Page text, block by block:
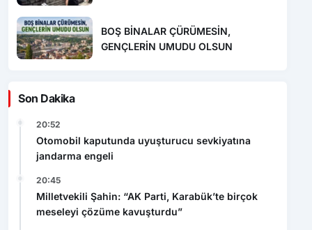
BOŞ BİNALAR ÇÜRÜMESİN,
GENÇLERİN UMUDU OLSUN
Son Dakika
20:52
Otomobil kaputunda uyuşturucu sevkiyatına
jandarma engeli
20:45
Milletvekili Şahin: “AK Parti, Karabük’te birçok
meseleyi çözüme kavuşturdu”